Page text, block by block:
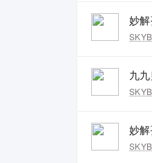
妙解
九
妙解